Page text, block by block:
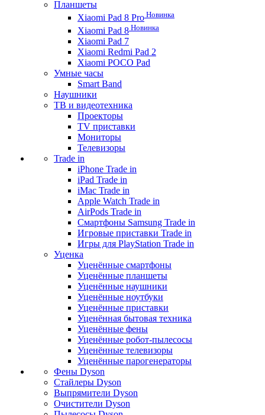
Планшеты
Xiaomi Pad 8 Pro Новинка
Xiaomi Pad 8 Новинка
Xiaomi Pad 7
Xiaomi Redmi Pad 2
Xiaomi POCO Pad
Умные часы
Smart Band
Наушники
ТВ и видеотехника
Проекторы
TV приставки
Мониторы
Телевизоры
Trade in
iPhone Trade in
iPad Trade in
iMac Trade in
Apple Watch Trade in
AirPods Trade in
Смартфоны Samsung Trade in
Игровые приставки Trade in
Игры для PlayStation Trade in
Уценка
Уценённые смартфоны
Уценённые планшеты
Уценённые наушники
Уценённые ноутбуки
Уценённые приставки
Уценённая бытовая техника
Уценённые фены
Уценённые робот-пылесосы
Уценённые телевизоры
Уценённые парогенераторы
Фены Dyson
Стайлеры Dyson
Выпрямители Dyson
Очистители Dyson